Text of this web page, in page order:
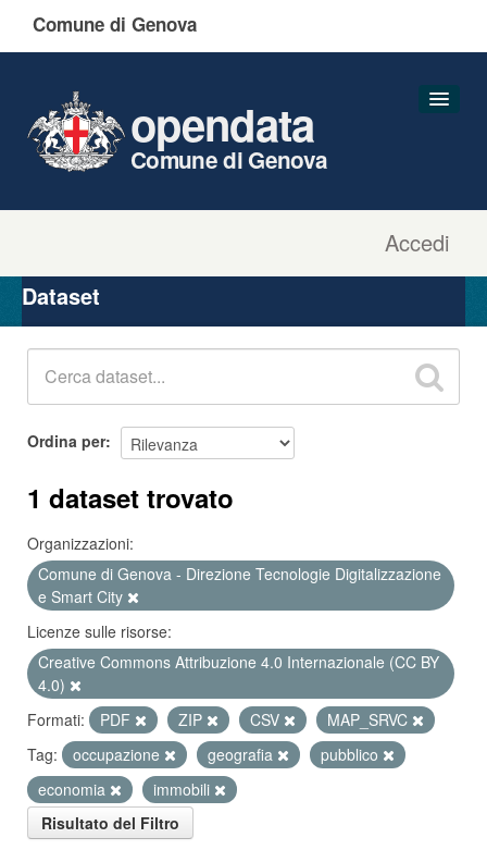
Comune di Genova
Accedi
opendata
Comune di Genova
Organizzazioni
Gruppi
Dataset
Ordina per
1 dataset trovato
Organizzazioni:
Comune di Genova - Direzione Tecnologie Digitalizzazione
e Smart City
Licenze sulle risorse:
Creative Commons Attribuzione 4.0 Internazionale (CC BY
4.0)
Formati:
PDF ZIP CSV
MAP_SRVC
Tag:
occupazione geografia
pubblico
economia
immobili
Risultato del Filtro